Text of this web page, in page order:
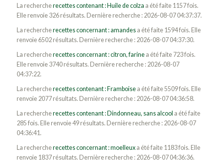
La rechercherecettes contenant : Huile de colza a été faite 1157 fois.
Elle renvoie 326 résultats. Dernière recherche : 2026-08-07 04:37:37.
La rechercherecettes concernant : amandesa été faite 1594 fois. Elle
renvoie 6502 résultats. Dernière recherche : 2026-08-07 04:37:30.
La rechercherecettes concernant : citron, farinea été faite 723 fois.
Elle renvoie 3740 résultats. Dernière recherche : 2026-08-07
04:37:22.
La rechercherecettes contenant : Framboisea été faite 5509 fois. Elle
renvoie 2077 résultats. Dernière recherche : 2026-08-07 04:36:58.
La rechercherecettes contenant : Dindonneau, sans alcool a été faite
285 fois. Elle renvoie 49 résultats. Dernière recherche : 2026-08-07
04:36:41.
La rechercherecettes concernant : moelleuxa été faite 1183 fois. Elle
renvoie 1837 résultats. Dernière recherche : 2026-08-07 04:36:36.